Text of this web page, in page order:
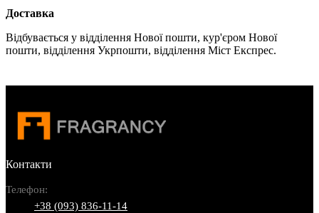
Доставка
Відбувається у відділення Нової пошти, кур'єром Нової
пошти, відділення Укрпошти, відділення Міст Експрес.
Контакти
Телефон:
+38 (093) 836-11-14